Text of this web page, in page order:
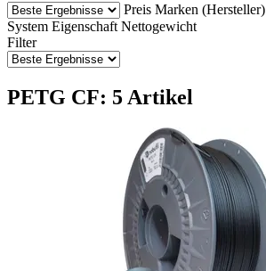
Preis Marken (Hersteller)
System Eigenschaft Nettogewicht
Filter
PETG CF: 5 Artikel